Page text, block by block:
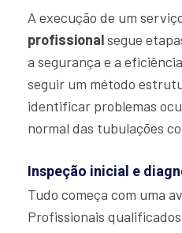
A execução de um
profissionalsegue
a segurança e a
seguir um método
identificar problemas
normal das tubulações
Inspeção inicial e
Tudo começa com uma
Profissionais